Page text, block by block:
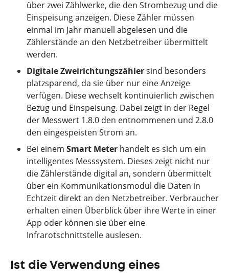
über zwei Zählwerke, die den Strombezug und die
Einspeisung anzeigen. Diese Zähler müssen
einmal im Jahr manuell abgelesen und die
Zählerstände an den Netzbetreiber übermittelt
werden.
Digitale Zweirichtungszählersind besonders
platzsparend, da sie über nur eine Anzeige
verfügen. Diese wechselt kontinuierlich zwischen
Bezug und Einspeisung. Dabei zeigt in der Regel
der Messwert 1.8.0 den entnommenen und 2.8.0
den eingespeisten Strom an.
Bei einem Smart Meter handelt es sich um ein
intelligentes Messsystem. Dieses zeigt nicht nur
die Zählerstände digital an, sondern übermittelt
über ein Kommunikationsmodul die Daten in
Echtzeit direkt an den Netzbetreiber. Verbraucher
erhalten einen Überblick über ihre Werte in einer
App oder können sie über eine
Infrarotschnittstelle auslesen.
Ist die Verwendung eines